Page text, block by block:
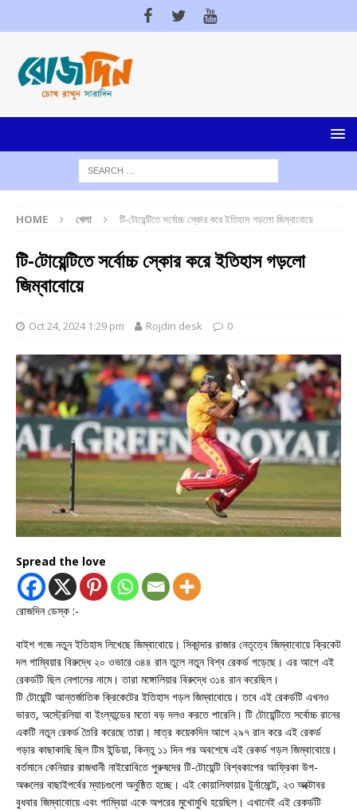
HOME খেলা টি-টোয়েন্টিতে সর্বোচ্চ স্কোর করে ইতিহাস গড়লো জিম্বাবোয়ে
টি-টোয়েন্টিতে সর্বোচ্চ স্কোর করে ইতিহাস গড়লো
জিম্বাবোয়ে
Oct 24, 2024 1:29 pm Rojdin desk 0
Spread the love
রোজদিন ডেস্ক :-
বাইশ গজে নতুন ইতিহাস লিখেছে জিম্বাবোয়ে। সিকান্দার রাজার নেতৃত্বে জিম্বাবোয়ে ক্রিকেট
দল গাম্বিয়ার বিরুদ্ধে ২০ ওভারে ৩৪৪ রান তুলে নতুন বিশ্ব রেকর্ড গড়েছে। এর আগে এই
রেকর্ডটি ছিল নেপালের নামে। তারা মঙ্গোলিয়ার বিরুদ্ধে ৩১৪ রান করেছিল।
টি টোয়েন্টি আন্তর্জাতিক ক্রিকেটের ইতিহাস গড়ল জিম্বাবোয়ে। তবে এই রেকর্ডটি এখনও
ভারত, অস্ট্রেলিয়া বা ইংল্যান্ডের মতো বড় দলও করতে পারেনি। টি টোয়েন্টিতে সর্বোচ্চ রানের
একটি নতুন রেকর্ড তৈরি করেছে তারা। মাত্র কয়েকদিন আগে ২৯৭ রান করে এই রেকর্ড
গড়ার কাছাকাছি ছিল টিম ইন্ডিয়া, কিন্তু ১১ দিন পর অবশেষে এই রেকর্ড গড়ল জিম্বাবোয়ে।
বর্তমানে কেনিয়ার রাজধানী নাইরোবিতে পুরুষদের টি-টোয়েন্টি বিশ্বকাপের আফ্রিকা উপ-
অঞ্চলের বাছাইপর্বের ম্যাচগুলো অনুষ্ঠিত হচ্ছে। এই কোয়ালিফায়ার টুর্নামেন্টে, ২৩ অক্টোবর
বুধবার জিম্বাবোয়ে এবং গাম্বিয়া একে অপরের মুখোমুখি হয়েছিল। এখানেই এই রেকর্ডটি